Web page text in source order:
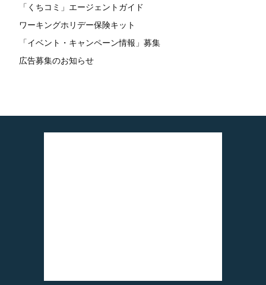
「くちコミ」エージェントガイド
ワーキングホリデー保険キット
「イベント・キャンペーン情報」募集
広告募集のお知らせ